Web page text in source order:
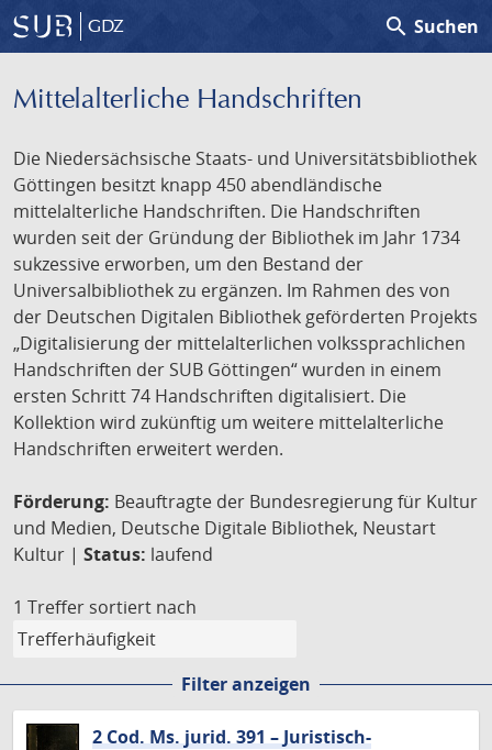
GDZ search Suchen
Mittelalterliche Handschriften
Die Niedersächsische Staats- und Universitätsbibliothek
Göttingen besitzt knapp 450 abendländische
mittelalterliche Handschriften. Die Handschriften
wurden seit der Gründung der Bibliothek im Jahr 1734
sukzessive erworben, um den Bestand der
Universalbibliothek zu ergänzen. Im Rahmen des von
der Deutschen Digitalen Bibliothek geförderten Projekts
„Digitalisierung der mittelalterlichen volkssprachlichen
Handschriften der SUB Göttingen“ wurden in einem
ersten Schritt 74 Handschriften digitalisiert. Die
Kollektion wird zukünftig um weitere mittelalterliche
Handschriften erweitert werden.
Förderung: Beauftragte der Bundesregierung für Kultur
und Medien, Deutsche Digitale Bibliothek, Neustart
Kultur | Status: laufend
1 Treffer sortiert nach
Filter anzeigen
2 Cod. Ms. jurid. 391 – Juristisch-